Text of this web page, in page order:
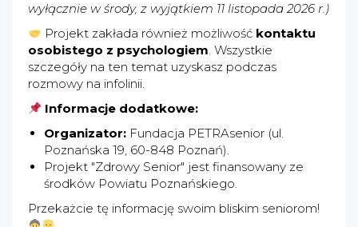
wyłącznie w środy, z wyjątkiem 11 listopada 2026 r.)
Projekt zakłada również możliwość kontaktu
osobistego z psychologiem. Wszystkie
szczegóły na ten temat uzyskasz podczas
rozmowy na infolinii.
Informacje dodatkowe:
Organizator: Fundacja PETRAsenior (ul.
Poznańska 19, 60-848 Poznań).
Projekt "Zdrowy Senior" jest finansowany ze
środków Powiatu Poznańskiego.
Przekażcie tę informację swoim bliskim seniorom!